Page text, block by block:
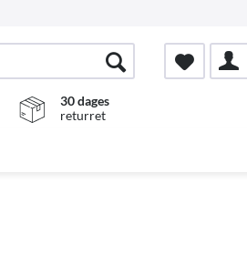
30 dages
returret